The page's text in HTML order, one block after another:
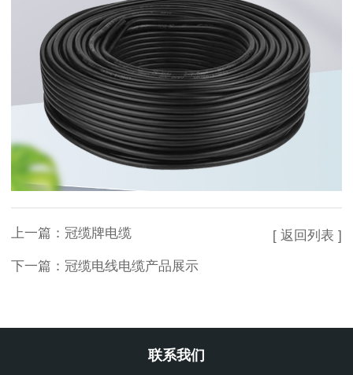
上一篇： 冠缆牌电缆
下一篇： 冠缆电线电缆产品展示
[ 返回列表 ]
联系我们